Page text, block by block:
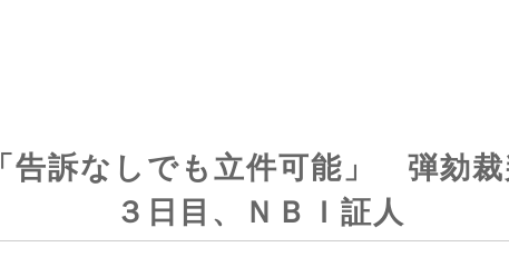
「告訴なしでも立件可能」 弾劾
３日目、ＮＢＩ証人